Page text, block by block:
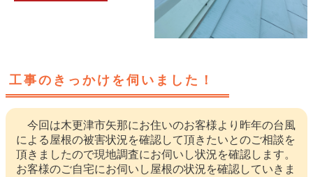
工事のきっかけを伺いました！
今回は木更津市矢那にお住いのお客様より昨年の台風
による屋根の被害状況を確認して頂きたいとのご相談を
頂きましたので現地調査にお伺いし状況を確認します。
お客様のご自宅にお伺いし屋根の状況を確認していきま